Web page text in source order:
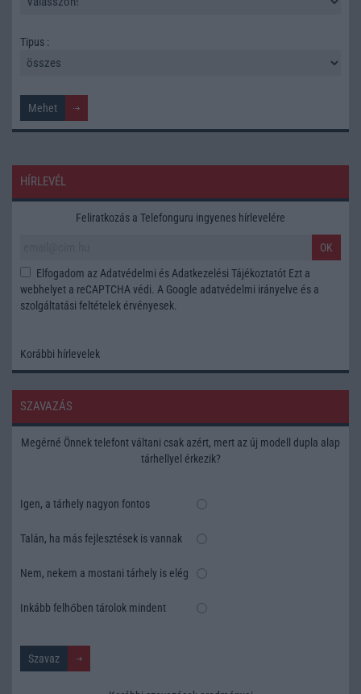
Tipus :
HÍRLEVÉL
Feliratkozás a Telefonguru ingyenes hírlevelére
OK
Elfogadom az Adatvédelmi és Adatkezelési Tájékoztatót Ezt a
webhelyet a reCAPTCHA védi. A Google adatvédelmi irányelve és a
szolgáltatási feltételek érvényesek.
Korábbi hírlevelek
SZAVAZÁS
Megérné Önnek telefont váltani csak azért, mert az új modell dupla alap
tárhellyel érkezik?
Igen, a tárhely nagyon fontos
Talán, ha más fejlesztések is vannak
Nem, nekem a mostani tárhely is elég
Inkább felhőben tárolok mindent